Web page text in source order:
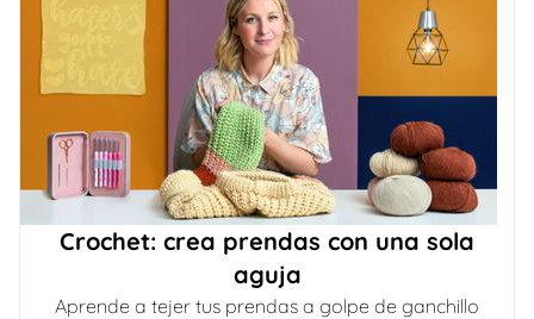
Crochet: crea prendas con una sola
aguja
Aprende a tejer tus prendas a golpe de ganchillo